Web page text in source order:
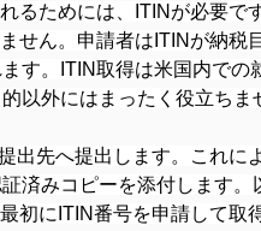
るためには、ITINが必要で
せん。申請者はITINが納税
す。ITIN取得は米国内での
以外にはまったく役立ちま
出先へ提出します。これに
済みコピーを添付します。
初にITIN番号を申請して取